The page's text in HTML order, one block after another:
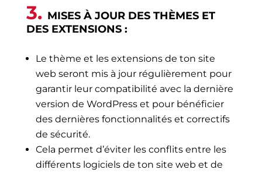
3. MISES À JOUR DES THÈMES ET
DES EXTENSIONS :
Le thème et les extensions de ton site
web seront mis à jour régulièrement pour
garantir leur compatibilité avec la dernière
version de WordPress et pour bénéficier
des dernières fonctionnalités et correctifs
de sécurité.
Cela permet d’éviter les conflits entre les
différents logiciels de ton site web et de